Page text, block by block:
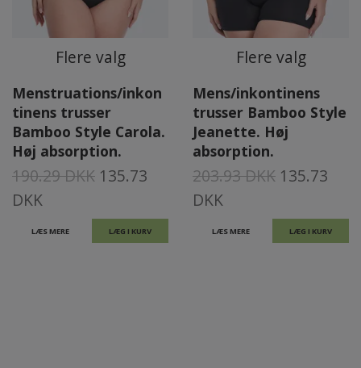
Flere valg
Menstruations/inkon
tinens trusser
Bamboo Style Carola.
Høj absorption.
190.29 DKK 135.73
DKK
LÆS MERE LÆG I KURV
Flere valg
Mens/inkontinens
trusser Bamboo Style
Jeanette. Høj
absorption.
203.93 DKK 135.73
DKK
LÆS MERE LÆG I KURV